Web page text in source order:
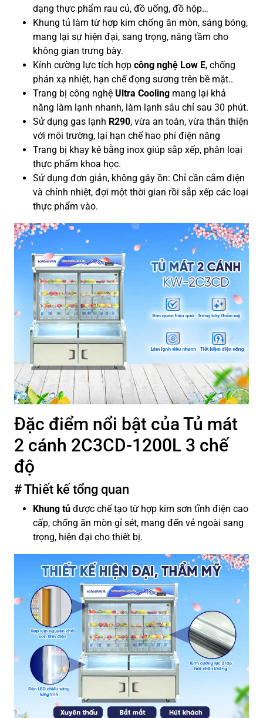
dạng thực phẩm rau củ, đồ uống, đồ hộp…
Khung tủ làm từ hợp kim chống ăn mòn, sáng bóng,
mang lại sự hiện đại, sang trọng, nâng tầm cho
không gian trưng bày.
Kính cường lực tích hợp công nghệ Low E, chống
phản xạ nhiệt, hạn chế đọng sương trên bề mặt..
Trang bị công nghệ Ultra Cooling mang lại khả
năng làm lạnh nhanh, làm lạnh sâu chỉ sau 30 phút.
Sử dụng gas lạnh R290, vừa an toàn, vừa thân thiện
với môi trường, lại hạn chế hao phí điện năng
Trang bị khay kệ bằng inox giúp sắp xếp, phân loại
thực phẩm khoa học.
Sử dụng đơn giản, không gây ồn: Chỉ cần cắm điện
và chỉnh nhiệt, đợi một thời gian rồi sắp xếp các loại
thực phẩm vào.
Đặc điểm nổi bật của Tủ mát
2 cánh 2C3CD-1200L 3 chế
độ
# Thiết kế tổng quan
Khung tủ được chế tạo từ hợp kim sơn tĩnh điện cao
cấp, chống ăn mòn gỉ sét, mang đến vẻ ngoài sang
trọng, hiện đại cho thiết bị.